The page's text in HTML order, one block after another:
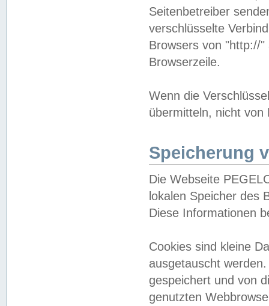
Seitenbetreiber
verschlüsselte
Browsers von "http://
Browserzeile.
Wenn die
übermitteln, nicht von
Speicherung
Die Webseite
lokalen Speicher des
Diese Informationen
Cookies sind kleine
ausgetauscht
gespeichert und von
genutzten